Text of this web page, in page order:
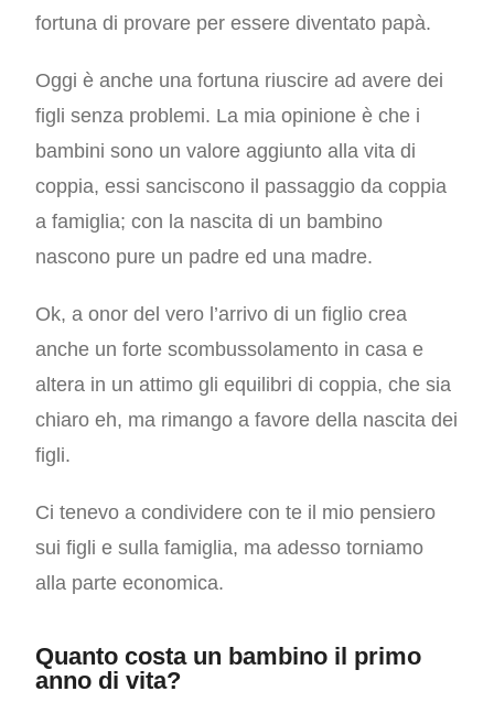
fortuna di provare per essere diventato papà.
Oggi è anche una fortuna riuscire ad avere dei
figli senza problemi. La mia opinione è che i
bambini sono un valore aggiunto alla vita di
coppia, essi sanciscono il passaggio da coppia
a famiglia; con la nascita di un bambino
nascono pure un padre ed una madre.
Ok, a onor del vero l’arrivo di un figlio crea
anche un forte scombussolamento in casa e
altera in un attimo gli equilibri di coppia, che sia
chiaro eh, ma rimango a favore della nascita dei
figli.
Ci tenevo a condividere con te il mio pensiero
sui figli e sulla famiglia, ma adesso torniamo
alla parte economica.
Quanto costa un bambino il primo
anno di vita?